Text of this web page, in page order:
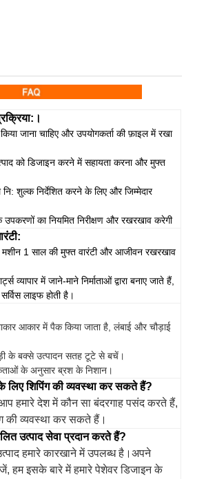
जाना चाहिए और उपयोगकर्ता की फ़ाइल में रखा
को डिजाइन करने में सहायता करना और मुफ्त
शुल्क निर्देशित करने के लिए और जिम्मेदार
उपकरणों का नियमित निरीक्षण और रखरखाव करेगी
1 साल की मुफ्त वारंटी और आजीवन रखरखाव
व्यापार में जाने-माने निर्माताओं द्वारा बनाए जाते हैं,
लाइफ होती है।
आकार में पैक किया जाता है, लंबाई और चौड़ाई
के बक्से उत्पादन सतह टूटे से बचें।
के अनुसार ब्रश के निशान।
लिए शिपिंग की व्यवस्था कर सकते हैं?
हमारे देश में कौन सा बंदरगाह पसंद करते हैं,
की व्यवस्था कर सकते हैं।
उत्पाद सेवा प्रदान करते हैं?
हमारे कारखाने में उपलब्ध है।अपने
हम इसके बारे में हमारे पेशेवर डिजाइन के